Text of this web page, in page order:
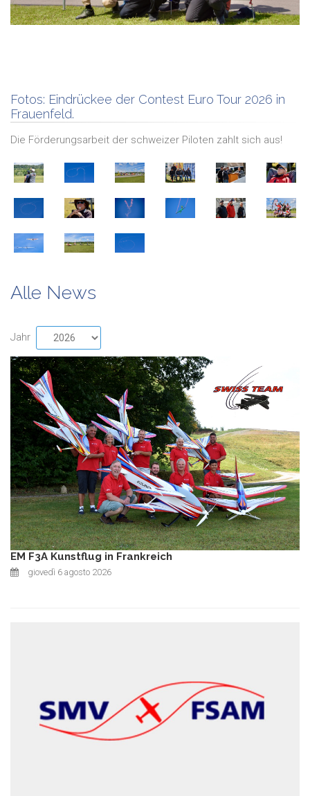
Fotos: Eindrückee der Contest Euro Tour 2026 in
Frauenfeld.
Die Förderungsarbeit der schweizer Piloten zahlt sich aus!
Alle News
Jahr
EM F3A Kunstflug in Frankreich
giovedì 6 agosto 2026